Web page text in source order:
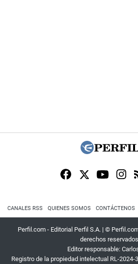
CANALES RSS QUIENES SOMOS CONTÁCTENOS
Perfil.com - Editorial Perfil S.A. | ©
derechos
Editor responsable:
Registro de la propiedad intelectual RL-